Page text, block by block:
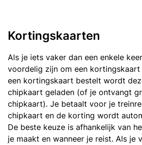
Kortingskaarten
Als je iets vaker dan een enkele
voordelig zijn om een kortingskaart
een kortingskaart bestelt wordt
chipkaart geladen (of je ontvangt
chipkaart). Je betaalt voor je
chipkaart en de korting wordt
De beste keuze is afhankelijk van
je maakt en wanneer je reist. Als je